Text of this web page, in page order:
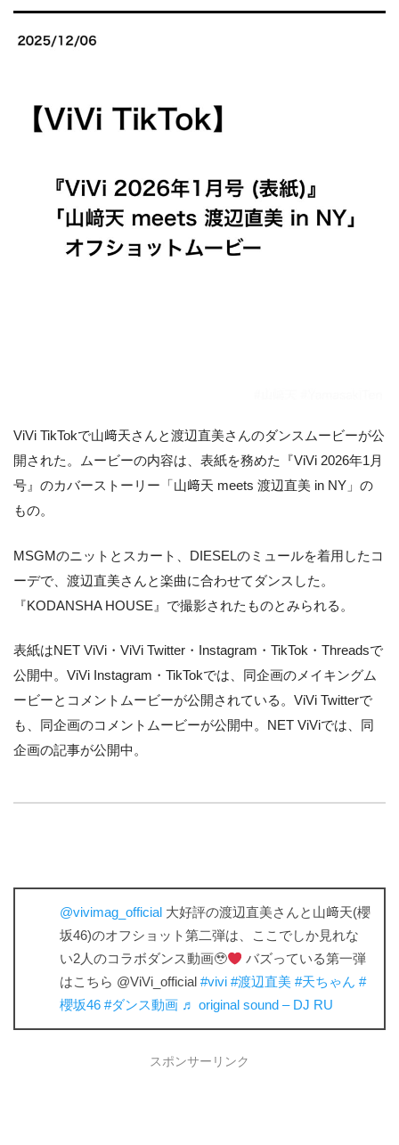
ViVi TikTokで山﨑天さんと渡辺直美さんのダンスムービーが公
開された。ムービーの内容は、表紙を務めた『ViVi 2026年1月
号』のカバーストーリー「山﨑天 meets 渡辺直美 in NY」の
もの。
MSGMのニットとスカート、DIESELのミュールを着用したコ
ーデで、渡辺直美さんと楽曲に合わせてダンスした。
『KODANSHA HOUSE』で撮影されたものとみられる。
表紙はNET ViVi・ViVi Twitter・Instagram・TikTok・Threadsで
公開中。ViVi Instagram・TikTokでは、同企画のメイキングム
ービーとコメントムービーが公開されている。ViVi Twitterで
も、同企画のコメントムービーが公開中。NET ViViでは、同
企画の記事が公開中。
@vivimag_official 大好評の渡辺直美さんと山﨑天(櫻
坂46)のオフショット第二弾は、ここでしか見れな
い2人のコラボダンス動画🥹
バズっている第一弾
はこちら @ViVi_official #vivi #渡辺直美 #天ちゃん #
櫻坂46 #ダンス動画 ♬ original sound – DJ RU
スポンサーリンク